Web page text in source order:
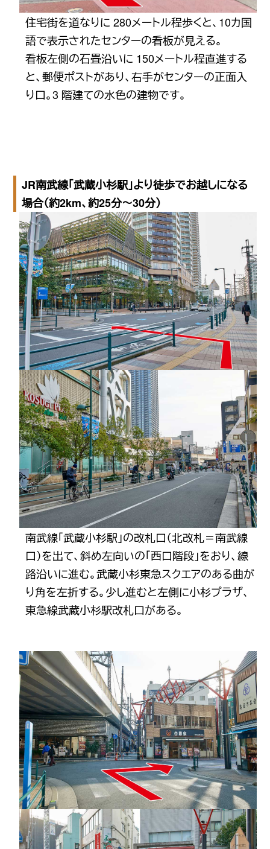
住宅街を道なりに 280メートル程歩くと、10カ国
語で表示されたセンターの看板が見える。
看板左側の石畳沿いに 150メートル程直進する
と、郵便ポストがあり、右手がセンターの正面入
り口。3 階建ての水色の建物です。
JR南武線「武蔵小杉駅」より徒歩でお越しになる
場合（約2km、約25分〜30分）
南武線「武蔵小杉駅」の改札口（北改札＝南武線
口）を出て、斜め左向いの「西口階段」をおり、線
路沿いに進む。武蔵小杉東急スクエアのある曲が
り角を左折する。少し進むと左側に小杉プラザ、
東急線武蔵小杉駅改札口がある。